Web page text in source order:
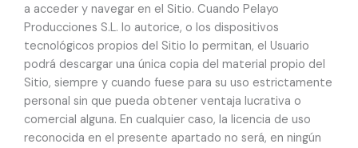
a acceder y navegar en el Sitio. Cuando Pelayo
Producciones S.L. lo autorice, o los dispositivos
tecnológicos propios del Sitio lo permitan, el Usuario
podrá descargar una única copia del material propio del
Sitio, siempre y cuando fuese para su uso estrictamente
personal sin que pueda obtener ventaja lucrativa o
comercial alguna. En cualquier caso, la licencia de uso
reconocida en el presente apartado no será, en ningún